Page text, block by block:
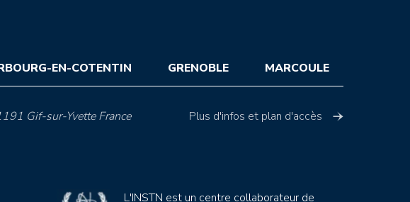
EN-COTENTIN GRENOBLE MARCOULE
Gif-sur-Yvette France Plus d'infos et plan d'accès
L'INSTN est un centre collaborateur de